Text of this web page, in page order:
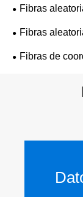
Fibras
Fibras
Fibras de